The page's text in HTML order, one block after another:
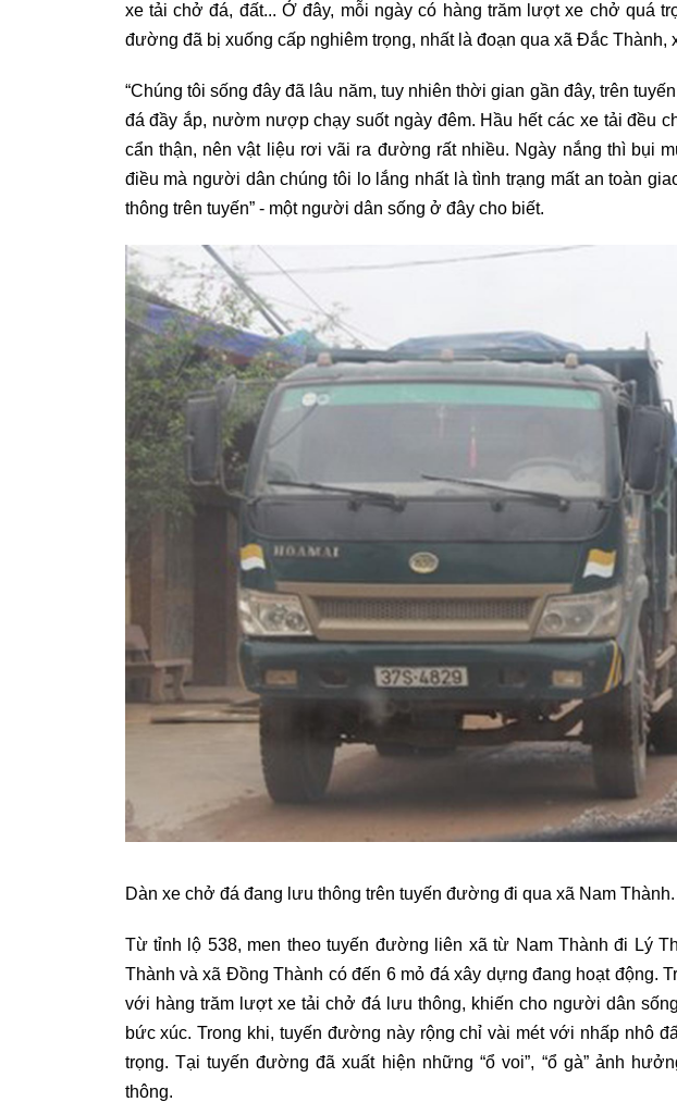
xe tải chở đá, đất... Ở đây, mỗi ngày có hàng trăm lượt xe chở quá
đường đã bị xuống cấp nghiêm trọng, nhất là đoạn qua xã Đắc Thành,
“Chúng tôi sống đây đã lâu năm, tuy nhiên thời gian gần đây, trên
đá đầy ắp, nườm nượp chạy suốt ngày đêm. Hầu hết các xe tải đều
cẩn thận, nên vật liệu rơi vãi ra đường rất nhiều. Ngày nắng thì bụi
điều mà người dân chúng tôi lo lắng nhất là tình trạng mất an toàn
thông trên tuyến” - một người dân sống ở đây cho biết.
Dàn xe chở đá đang lưu thông trên tuyến đường đi qua xã Nam
Từ tỉnh lộ 538, men theo tuyến đường liên xã từ Nam Thành đi Lý
Thành và xã Đồng Thành có đến 6 mỏ đá xây dựng đang hoạt động.
với hàng trăm lượt xe tải chở đá lưu thông, khiến cho người dân
bức xúc. Trong khi, tuyến đường này rộng chỉ vài mét với nhấp nhô
trọng. Tại tuyến đường đã xuất hiện những “ổ voi”, “ổ gà” ảnh
thông.